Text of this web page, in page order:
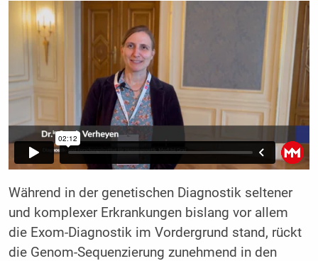
Während in der genetischen Diagnostik seltener
und komplexer Erkrankungen bislang vor allem
die Exom-Diagnostik im Vordergrund stand, rückt
die Genom-Sequenzierung zunehmend in den